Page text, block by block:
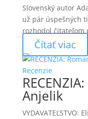
Slovenský autor
už pár úspešných
rozhodol čitateľom
Čítať viac
Recenzie
Anjelik
VYDAVATEĽSTVO: